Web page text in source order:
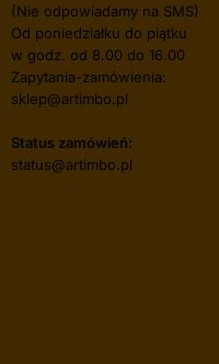
(Nie odpowiadamy na SMS)
Od poniedziałku do piątku
w godz. od 8.00 do 16.00
Zapytania-zamówienia:
sklep@artimbo.pl
Status zamówień:
status@artimbo.pl